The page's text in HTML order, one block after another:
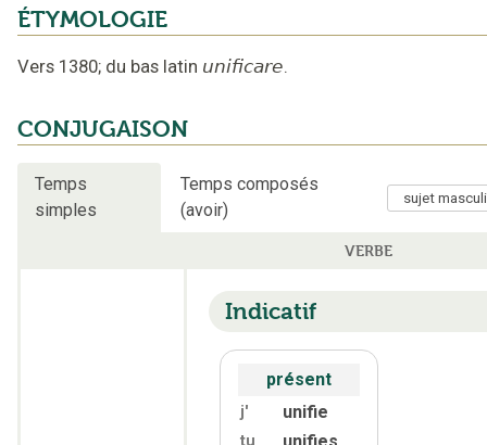
ÉTYMOLOGIE
Vers 1380; du bas latin unificare.
CONJUGAISON
Temps
simples
Temps composés
(avoir)
VERBE
Indicatif
présent
j' unifie